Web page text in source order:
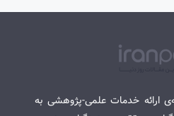
ارائه خدمات علمی-پژوهشی به